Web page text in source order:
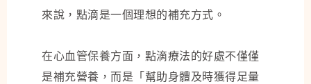
來說，點滴是一個理想的補充方式。
在心血管保養方面，點滴療法的好處不僅僅
是補充營養，而是「幫助身體及時獲得足量